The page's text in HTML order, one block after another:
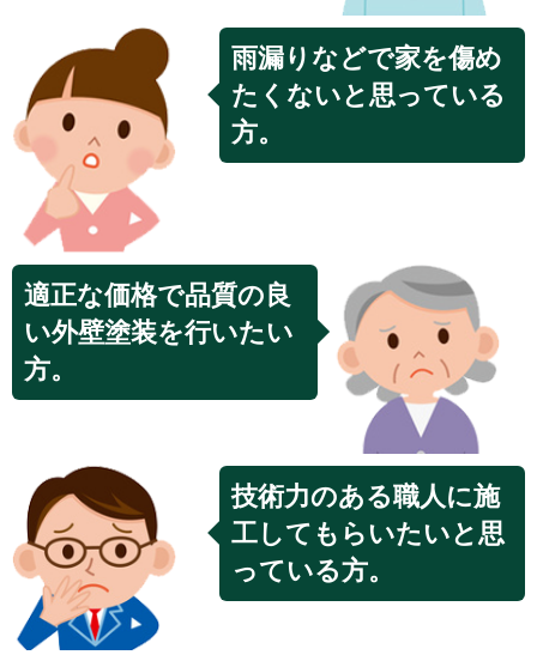
雨漏りなどで家を傷め
たくないと思っている
方。
適正な価格で品質の良
い外壁塗装を行いたい
方。
技術力のある職人に施
工してもらいたいと思
っている方。